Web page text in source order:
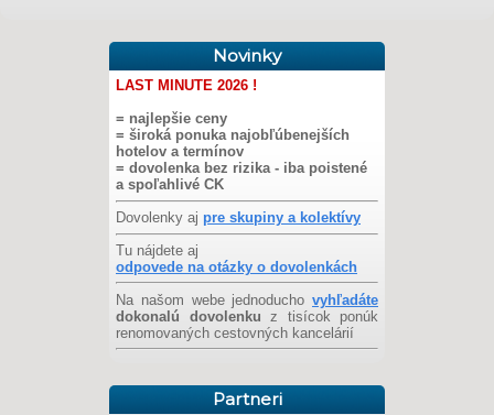
Novinky
LAST MINUTE 2026 !
= najlepšie ceny
= široká ponuka najobľúbenejších
hotelov a termínov
= dovolenka bez rizika - iba poistené
a spoľahlivé CK
Dovolenky aj pre skupiny a kolektívy
Tu nájdete aj
odpovede na otázky o dovolenkách
Na našom webe jednoducho vyhľadáte
dokonalú dovolenku z tisícok ponúk
renomovaných cestovných kancelárií
Partneri